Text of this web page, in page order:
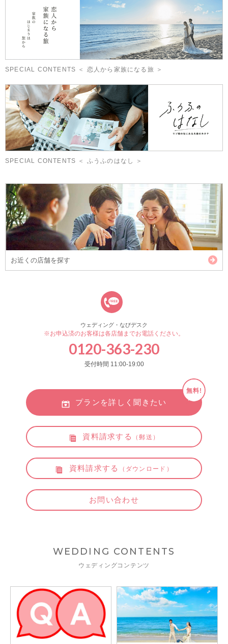
SPECIAL CONTENTS ＜ 恋人から家族になる旅 ＞
SPECIAL CONTENTS ＜ ふうふのはなし ＞
お近くの店舗を探す
ウェディング・なびデスク
※お申込済のお客様は各店舗までお電話ください。
0120-363-230
受付時間 11:00-19:00
プランを詳しく聞きたい
無料!
資料請求する （郵送）
資料請求する （ダウンロード）
お問い合わせ
WEDDING CONTENTS
ウェディングコンテンツ